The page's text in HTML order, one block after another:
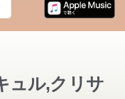
ュル,クリサ